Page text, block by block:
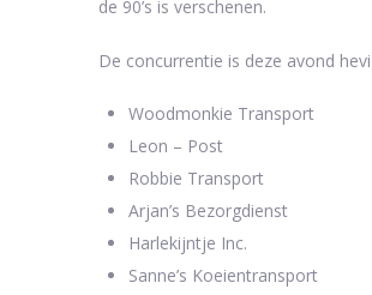
de 90’s is verschenen.
De concurrentie is deze avond
Woodmonkie Transport
Leon – Post
Robbie Transport
Arjan’s Bezorgdienst
Harlekijntje Inc.
Sanne’s Koeientransport